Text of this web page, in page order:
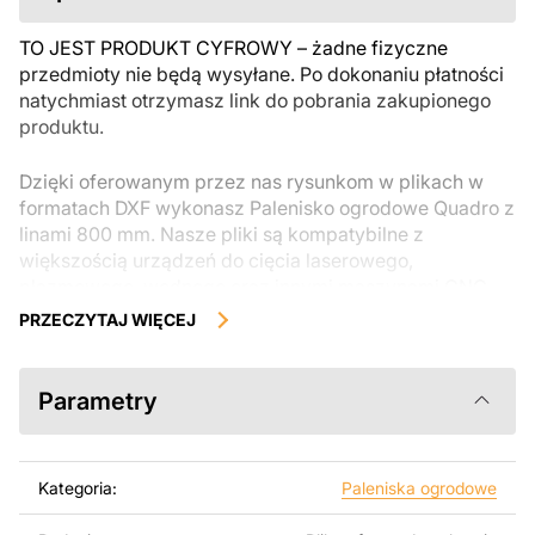
TO JEST PRODUKT CYFROWY – żadne fizyczne
przedmioty nie będą wysyłane. Po dokonaniu płatności
natychmiast otrzymasz link do pobrania zakupionego
produktu.
Dzięki oferowanym przez nas rysunkom w plikach w
formatach DXF wykonasz Palenisko ogrodowe Quadro z
linami 800 mm. Nasze pliki są kompatybilne z
większością urządzeń do cięcia laserowego,
Można je łatwo edytować lub modyfikować za pomocą
Adobe Illustrator, SolidWorks lub innych narzędzi do
edycji wektorowej.
jakości produkt z kawałka blachy. Rysunki zostały
PRZECZYTAJ WIĘCEJ
Parametry
Kategoria: Paleniska ogrodowe